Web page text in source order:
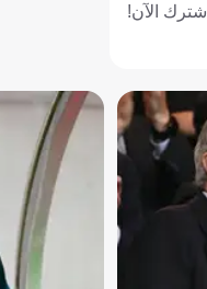
اشترك الآن!